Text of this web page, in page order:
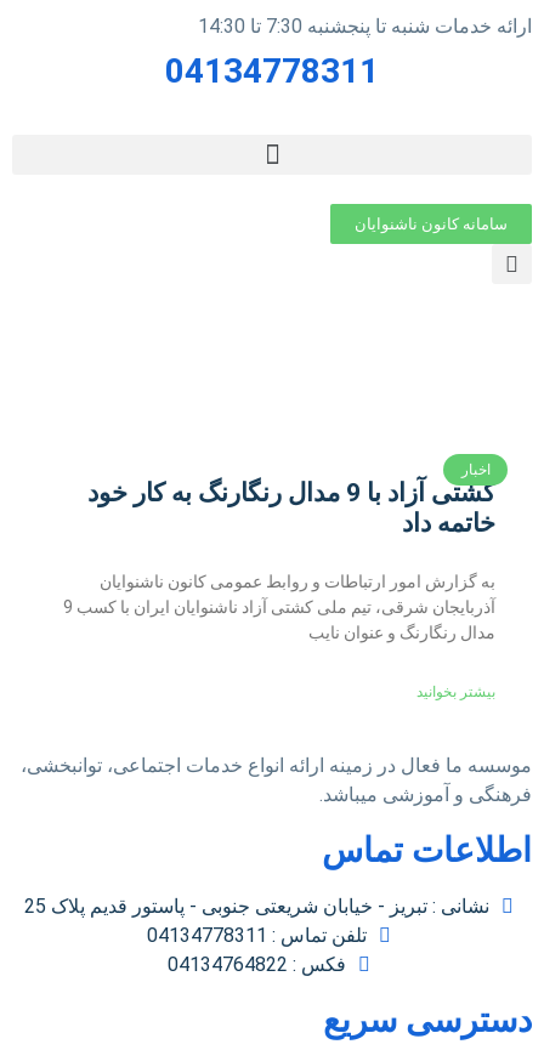
ارائه خدمات شنبه تا پنجشنبه 7:30 تا 14:30
04134778311
سامانه کانون ناشنوایان
اخبار
کشتی آزاد با 9 مدال رنگارنگ به کار خود
خاتمه داد
به گزارش امور ارتباطات و روابط عمومی کانون ناشنوایان
آذربایجان شرقی، تیم ملی کشتی آزاد ناشنوایان ایران با کسب 9
مدال رنگارنگ و عنوان نایب
بیشتر بخوانید
موسسه ما فعال در زمینه ارائه انواع خدمات اجتماعی، توانبخشی،
فرهنگی و آموزشی میباشد.
اطلاعات تماس
نشانی : تبریز - خیابان شریعتی جنوبی - پاستور قدیم پلاک 25
تلفن تماس : 04134778311
فکس : 04134764822
دسترسی سریع